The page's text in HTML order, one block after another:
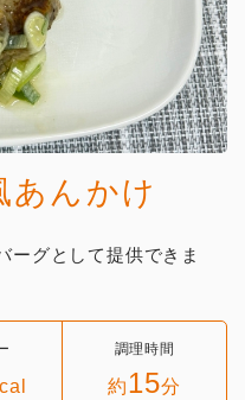
あんかけ
ーグとして提供できま
調理時間
約15分